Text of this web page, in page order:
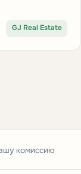
GJ Real Estate
комиссию